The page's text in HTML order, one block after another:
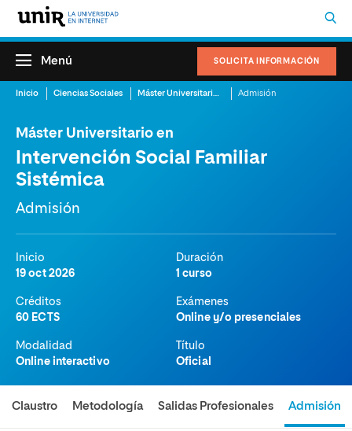
SOLICITA INFORMACIÓN
Menú
Inicio Ciencias Sociales Máster Universitario en Intervención Social Familiar Sistémica Admisión
Máster Universitario en
Intervención Social Familiar
Sistémica
Admisión
Inicio
19 oct 2026
Duración
1 curso
Créditos
60 ECTS
Exámenes
Online y/o presenciales
Modalidad
Online interactivo
Título
Oficial
Claustro Metodología Salidas Profesionales Admisión